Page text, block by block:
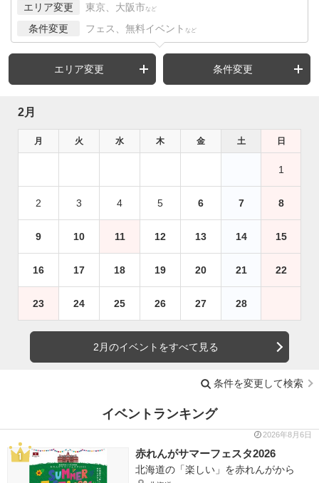
エリア変更 東京、大阪市 など
条件変更 フェス、無料イベント など
エリア変更 条件変更
2月
月 火 水 木 金 土 日
1
2 3 4 5 6 7 8
9 10 11 12 13 14 15
16 17 18 19 20 21 22
23 24 25 26 27 28
2月のイベントをすべて見る
条件を変更して検索
イベントランキング
2026年8月6日
赤れんがサマーフェスタ2026
北海道の「楽しい」を赤れんがから